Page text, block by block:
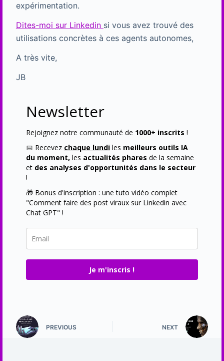
expérimentation.
Dites-moi sur Linkedin si vous avez trouvé des
utilisations concrètes à ces agents autonomes,
A très vite,
JB
Newsletter
Rejoignez notre communauté de 1000+ inscrits !
📅 Recevez chaque lundi les meilleurs outils IA
du moment, les actualités phares de la semaine
et des analyses d'opportunités dans le secteur
!
🎁 Bonus d'inscription : une tuto vidéo complet
"Comment faire des post viraux sur Linkedin avec
Chat GPT" !
Je m'inscris !
PREVIOUS NEXT